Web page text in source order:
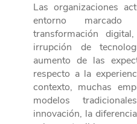
Las organizaciones
entorno
transformación
irrupción de
aumento de las
respecto a la
contexto, muchas
modelos
innovación, la